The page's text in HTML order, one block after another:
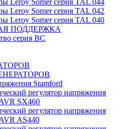
Leroy Somer серия TAL 044
Leroy Somer серия TAL 042
Leroy Somer серия TAL 040
ПОДДЕРЖКА
серия BC
Stamford
регулятор напряжения
SX460
регулятор напряжения
AS440